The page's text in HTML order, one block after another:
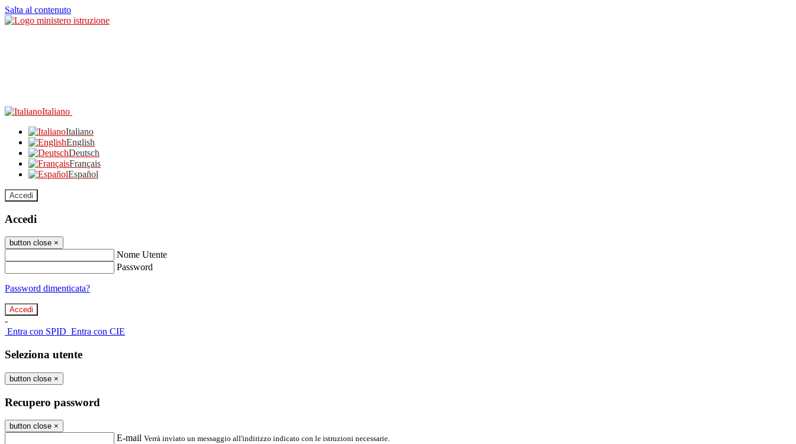
Salta al contenuto
Italiano
Italiano
English
Deutsch
Français
Español
Accedi
Accedi
button close ×
Nome Utente
Password
Password dimenticata?
-
Entra con SPID Entra con CIE
Seleziona utente
button close ×
Recupero password
button close ×
E-mail Verrà inviato un messaggio all'indirizzo indicato con le istruzioni necessarie.